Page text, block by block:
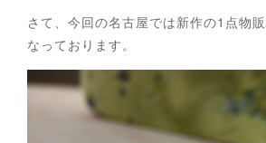
さて、今回の名古屋では新作の1点物
なっております。